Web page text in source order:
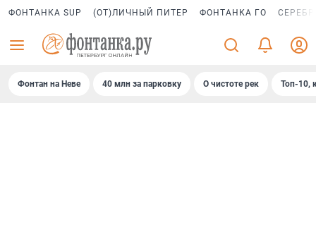
ФОНТАНКА SUP (ОТ)ЛИЧНЫЙ ПИТЕР ФОНТАНКА ГО
Фонтан на Неве 40 млн за парковку О чистоте рек Топ-10,